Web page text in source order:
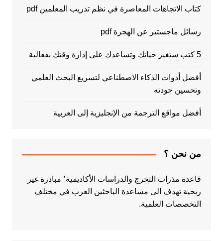
كتاب الاتجاهات المعاصرة في نظم تدريب المعلمين pdf
رسائل ماجستير عن الهجرة pdf
5 كتب ستغير حياتك وتساعدك على إدارة وقتك بفعالية
أفضل أدوات الذكاء الاصطناعي لتسريع البحث العلمي
وتحسين جودته
أفضل مواقع الترجمة من الإنجليزية إلى العربية
من نحن ؟
قاعدة مذرات التخرج والدراسات الأكاديمية٬ مبادرة غير
ربحية تهدف الى مساعدة الباحثين العرب في مختلف
التخصصات العلمية.